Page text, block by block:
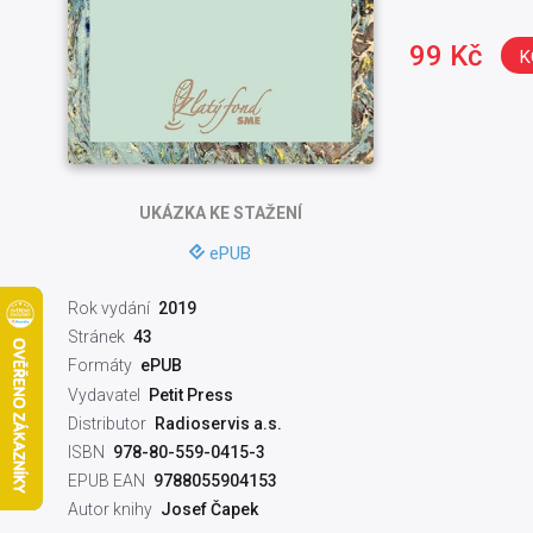
UKÁZKAKE STAŽENÍ
ePUB
Rok vydání 2019
Stránek 43
Formáty ePUB
Vydavatel Petit Press
Distributor Radioservis a.s.
ISBN
978-80-559-0415-3
EPUB EAN
9788055904153
Autor knihy Josef Čapek
99 Kč